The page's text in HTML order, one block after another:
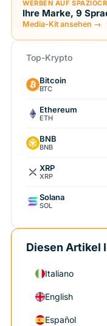
WERBEN AUF
Ihre Marke, 9
Media-Kit ansehen →
Top-Krypto
Bitcoin
BTC
Ethereum
ETH
BNB
BNB
XRP
XRP
Solana
SOL
Diesen Artikel
Italiano
English
Español